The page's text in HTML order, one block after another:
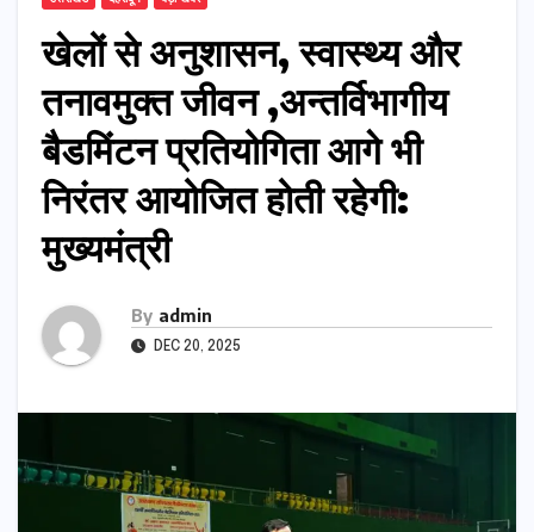
खेलों से अनुशासन, स्वास्थ्य और
तनावमुक्त जीवन ,अन्तर्विभागीय
बैडमिंटन प्रतियोगिता आगे भी
निरंतर आयोजित होती रहेगी:
मुख्यमंत्री
By admin
DEC 20, 2025